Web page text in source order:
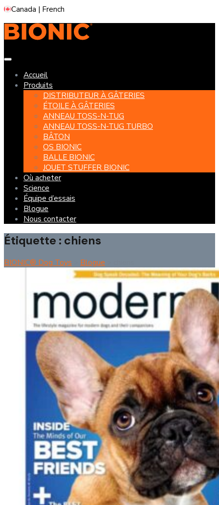
Skip
content
Canada | French
Accueil
Produits
DISTRIBUTEUR À GÂTERIES
ÉTOILE À GÂTERIES
ANNEAU TOSS-N-TUG
ANNEAU TOSS-N-TUG TURBO
BÂTON
OS BIONIC
BALLE BIONIC
JOUET STUFFER BIONIC
Où acheter
Science
Équipe d’essais
Blogue
Nous contacter
Étiquette : chiens
BIONIC® Dog Toys Blogue